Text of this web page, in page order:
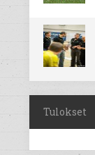
Tulokset